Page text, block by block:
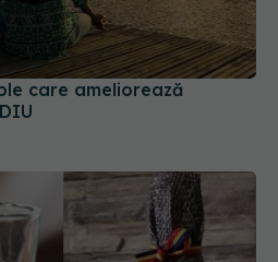
care ameliorează